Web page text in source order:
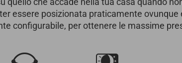
essere posizionata praticamente
configurabile, per ottenere le massime